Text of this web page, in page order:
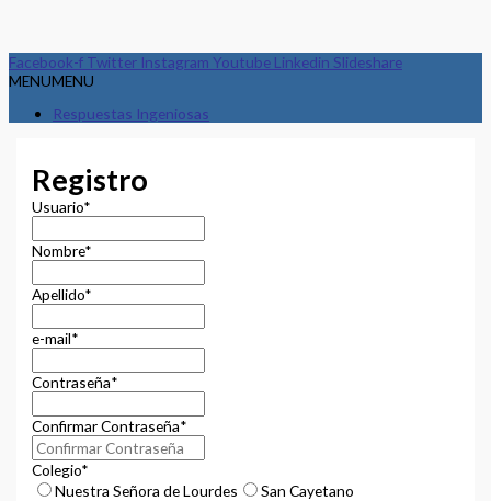
Facebook-f Twitter Instagram Youtube Linkedin Slideshare
MENUMENU
Respuestas Ingeniosas
Registro
Usuario*
Nombre*
Apellido*
e-mail*
Contraseña*
Confirmar Contraseña*
Colegio*
Nuestra Señora de Lourdes
San Cayetano